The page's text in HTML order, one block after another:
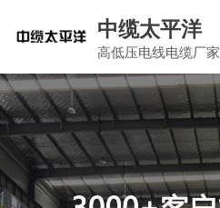
中缆太平洋
高低压电线电缆厂家